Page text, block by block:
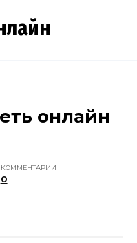
онлайн
КОММЕНТАРИИ
0